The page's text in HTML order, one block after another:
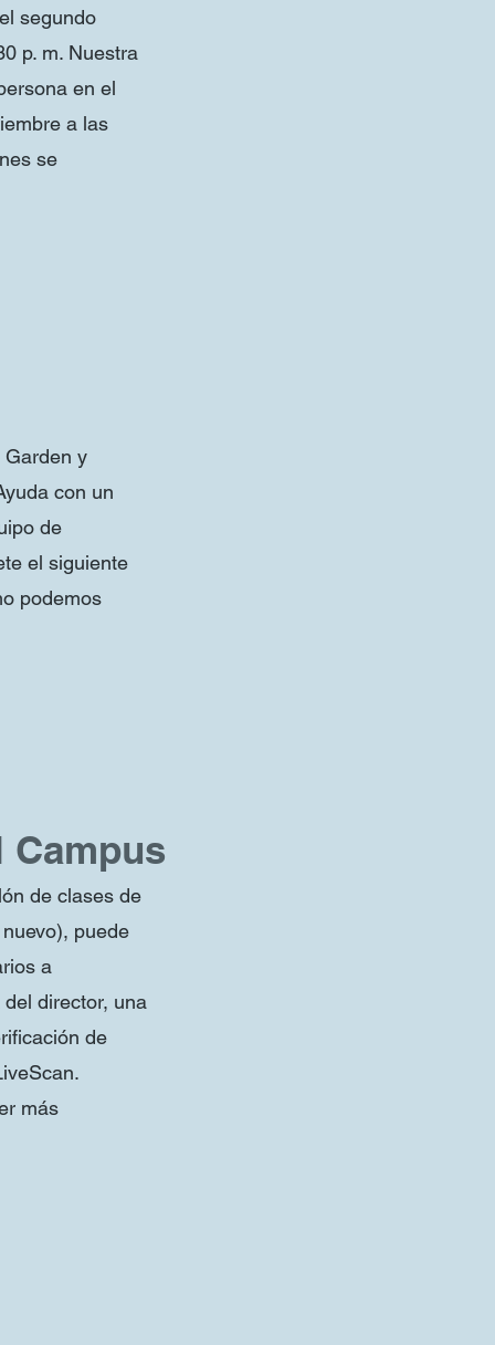
segundo
p. m. Nuestra
en el
a las
se
Garden y
con un
de
el siguiente
podemos
Campus
de clases de
puede
a
director, una
de
más